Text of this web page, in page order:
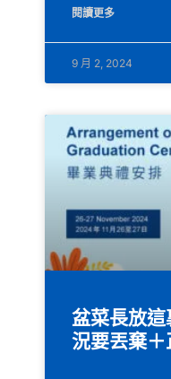
閱讀更多
9 月 2, 2024
盆菜長放
況要丟棄